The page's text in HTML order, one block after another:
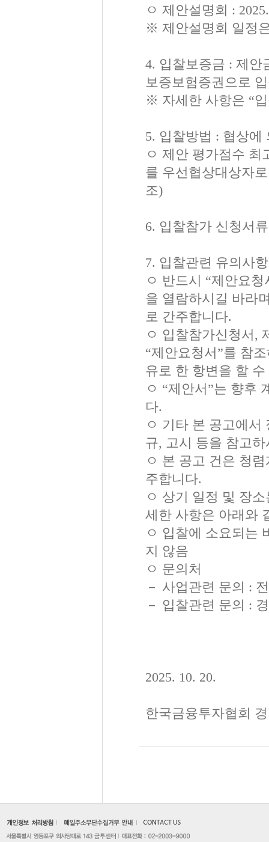
ㅇ 제안설명회 :
※ 제안설명회 일정
4. 입찰보증금 : 제안
보증보험증권으로
※ 자세한 사항은 “
5. 입찰방법 : 협상에
ㅇ 제안 평가점수 최
를 우선협상대상자
조)
6. 입찰참가 신청서
7. 입찰관련 유의사항
ㅇ 반드시 “제안요
을 열람하시길 바라
로 간주합니다.
ㅇ 입찰참가신청서,
“제안요청서”를 참
유로 한 항변을 할
ㅇ “제안서”는 향후
다.
ㅇ 기타 본 공고에
규, 고시 등을 참고
ㅇ 본 공고 건은 청
주합니다.
ㅇ 상기 일정 및 장
세한 사항은 아래와
ㅇ 입찰에 소요되는
지 않음
ㅇ 문의처
－ 사업관련 문의 :
－ 입찰관련 문의 :
2025. 10. 20.
한국금융투자협회